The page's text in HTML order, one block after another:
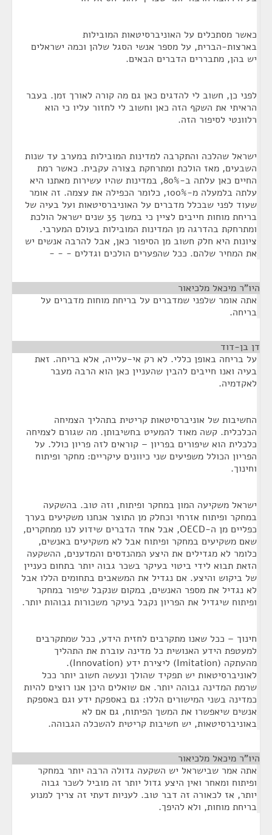
כאשר מסתכלים על האוניברסיטאות המובילות
בארצות-הברית, על מספר אנשי הסגל שלהן וכמה ישראלים
יש בהן, מתבררים הדברים הבאים.
לפני כן, חשוב לי להדגים כאן גם מה קורה לאורך זמן. בעבר
הראיתי את השקף הזה כאן וחשוב לי לחזור עליו כי הוא
רלוונטי לסיפור הזה.
ישראל שהלכה והתקרבה למדינות המובילות במערב עד שנות
השבעים, מאז הולכת ומתרחקת בצורה עקבית. כאשר רמת
החיים כאן עלתה ב-80%, במדינות שהיו עשירות מאתנו היא
עלתה בלמעלה מ-100%, כלומר הכפילה את עצמה. זה אומר
שעוד לפני שבכלל מדברים על האוניברסיטאות ועל בעיה של
בריחת מוחות חייבים לציין כי במשך 35 שנים ישראל הולכת
ומתרחקת בהדרגה מן המדינות המובילות בעולם המערבי.
ציונות היא חלק חשוב מן הסיפור כאן, אבל להרבה אנשים יש
את המחיר שלהם. ככל שהפערים הולכים וגדלים - - -
היו"ר מיכאל מלכיאור
אתה אומר שלפני שמדברים על בריחת מוחות מדברים על
בריחה.
דן בן-דוד
על בריחה באופן כללי. לא רק אי-עלייה, אלא בריחה. זאת
בעיה ואנו חייבים להבין שהעניין כאן הוא הרבה מעבר
לאקדמיה.
החשיבות של אוניברסיטאות קריטית בתהליך הצמיחה
הכלכלית. קשה מאוד להמעיט בחשיבותן. מה שגורם לצמיחה
כלכלית הוא שיפורים בפריון – קוראים לזה פריון כולל. על
הפריון הכולל משפיעים שני כיוונים עיקריים: מחקר ופיתוח
וחינוך.
ישראל משקיעה המון במחקר ופיתוח, וזה טוב. בהשקעה
במחקר ופיתוח אזרחי וכחלק מן התוצר אנחנו משקיעים בערך
כפליים מן ה-OECD, אבל אחד הדברים שידוע לנו ממחקרים,
שאם משקיעים במחקר ופיתוח אבל לא משקיעים באנשים,
כלומר לא מגדילים את היצע המהנדסים והמדענים, ההשקעה
הזאת תבוא לידי ביטוי בעיקר בשכר גבוה יותר בתחום כעניין
של ביקוש והיצע. אם נגדיל את המשאבים בתחומים הללו אבל
לא נגדיל את מספר האנשים, במקום שנקבל שיפור במחקר
ופיתוח שיגדיל את הפריון נקבל בעיקר משכורות גבוהות יותר.
חינוך – ככל שאנו מתקרבים לחזית הידע, ככל שמתקרבים
למעטפת הידע האנושית כל מדינה עוברת את התהליך
מהעתקה (Imitation) ליצירת ידע (Innovation).
לאוניברסיטאות יש תפקיד שהולך ונעשה חשוב יותר ככל
שרמת המדינה גבוהה יותר. אם שואלים היכן אנו רוצים להיות
כמדינה בשני המישורים הללו: גם באספקת ידע וגם באספקת
אנשים שיאפשרו את המשך הפיתוח, גם אם לא
באוניברסיטאות, יש חשיבות קריטית להשכלה הגבוהה.
היו"ר מיכאל מלכיאור
אתה אמר שבישראל יש השקעה גדולה הרבה יותר במחקר
ופיתוח ומאחר ואין היצע גדול יותר זה מוביל לשכר גבוה
יותר, אז לכאורה זה דבר טוב. לעניות דעתי זה צריך למנוע
בריחת מוחות, ולא להיפך.